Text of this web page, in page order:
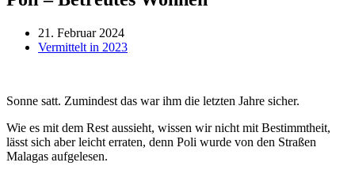
21. Februar 2024
Vermittelt in 2023
Sonne satt. Zumindest das war ihm die letzten Jahre sicher.
Wie es mit dem Rest aussieht, wissen wir nicht mit Bestimmtheit,
lässt sich aber leicht erraten, denn Poli wurde von den Straßen
Malagas aufgelesen.